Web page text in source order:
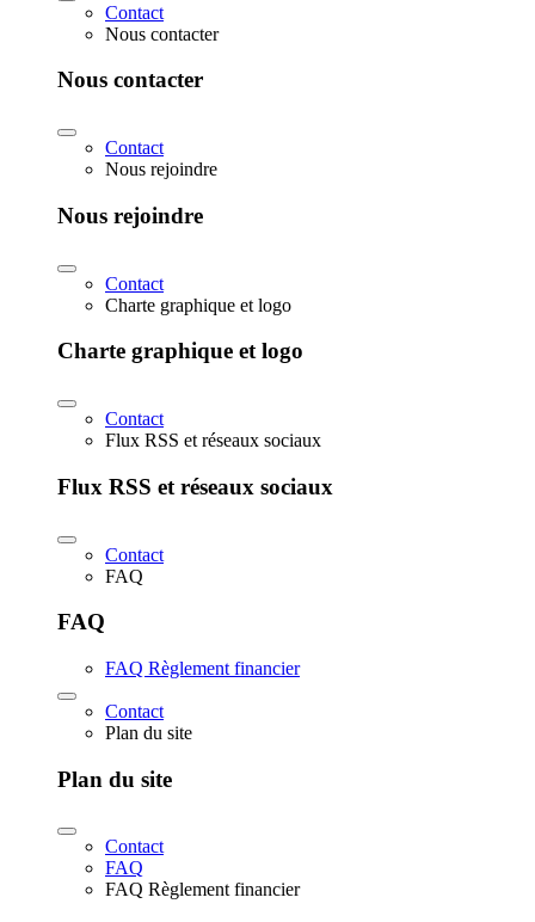
Contact
Nous contacter
Nous contacter
Contact
Nous rejoindre
Nous rejoindre
Contact
Charte graphique et logo
Charte graphique et logo
Contact
Flux RSS et réseaux sociaux
Flux RSS et réseaux sociaux
Contact
FAQ
FAQ
FAQ Règlement financier
Contact
Plan du site
Plan du site
Contact
FAQ
FAQ Règlement financier